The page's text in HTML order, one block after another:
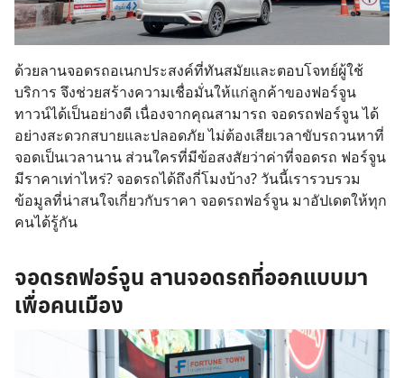
ด้วยลานจอดรถอเนกประสงค์ที่ทันสมัยและตอบโจทย์ผู้ใช้
บริการ จึงช่วยสร้างความเชื่อมั่นให้แก่ลูกค้าของฟอร์จูน
ทาวน์ได้เป็นอย่างดี เนื่องจากคุณสามารถ จอดรถฟอร์จูน ได้
อย่างสะดวกสบายและปลอดภัย ไม่ต้องเสียเวลาขับรถวนหาที่
จอดเป็นเวลานาน ส่วนใครที่มีข้อสงสัยว่าค่าที่จอดรถ ฟอร์จูน
มีราคาเท่าไหร่? จอดรถได้ถึงกี่โมงบ้าง? วันนี้เรารวบรวม
ข้อมูลที่น่าสนใจเกี่ยวกับราคา จอดรถฟอร์จูน มาอัปเดตให้ทุก
คนได้รู้กัน
จอดรถฟอร์จูน ลานจอดรถที่ออกแบบมา
เพื่อคนเมือง